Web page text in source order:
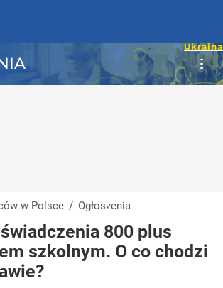
w Polsce / Ogłoszenia
800 plus
szkolnym. O co chodzi